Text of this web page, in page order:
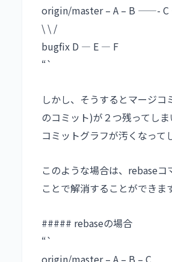
origin/master – A – B ——-
\ \ /
bugfix D — E — F
“`
しかし、そうするとマージコ
のコミット)が２つ残ってしま
コミットグラフが汚くなって
このような場合は、rebaseコ
ことで解消することができま
##### rebaseの場合
“`
origin/master – A – B – C